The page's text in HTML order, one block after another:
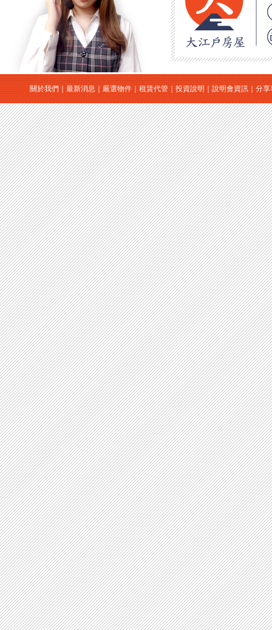
關於我們 最新消息 嚴選物件 租賃代管 投資說明 說明會資訊 分享
日本房地產
｜
日本買房
｜
日本購屋
｜
日本投資
｜
大江戶房屋有限公司